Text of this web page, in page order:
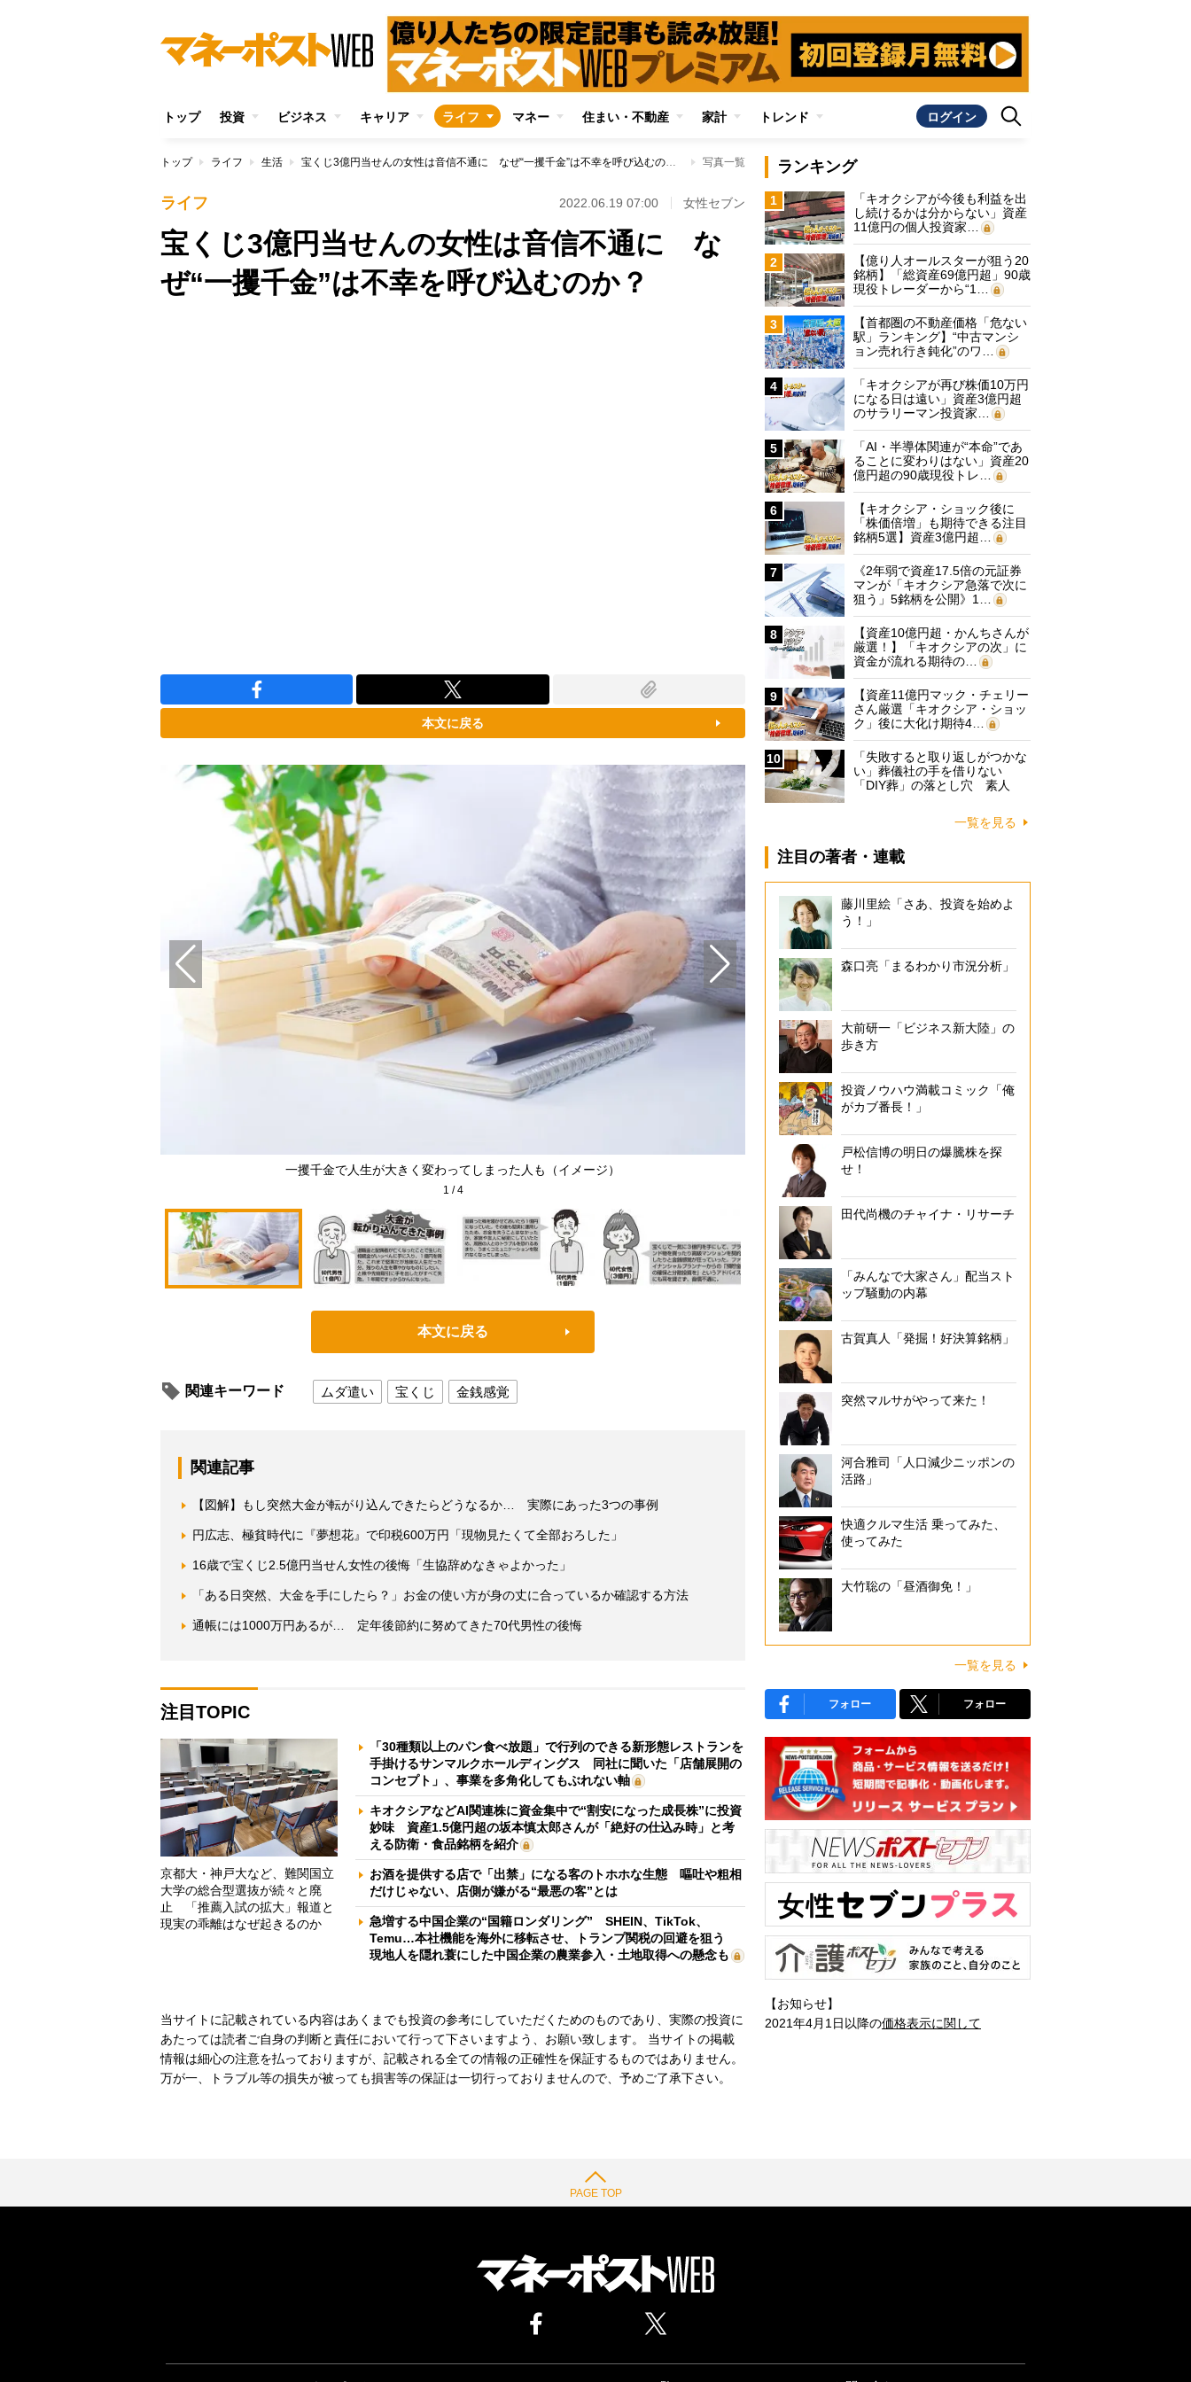
トップ 投資 ビジネス キャリア ライフ マネー 住まい・不動産 家計 トレンド ログイン
トップ ライフ 生活 宝くじ3億円当せんの女性は音信不通に なぜ“一攫千金”は不幸を呼び込むのか？ 写真一覧
ライフ 2022.06.19 07:00 女性セブン
宝くじ3億円当せんの女性は音信不通に な
ぜ“一攫千金”は不幸を呼び込むのか？
本文に戻る
一攫千金で人生が大きく変わってしまった人も（イメージ） 大金が転がり込んできた事例その1（イラスト／Getty
1 /4
本文に戻る
関連キーワード ムダ遣い 宝くじ 金銭感覚
関連記事
【図解】もし突然大金が転がり込んできたらどうなるか… 実際にあった3つの事例
円広志、極貧時代に『夢想花』で印税600万円「現物見たくて全部おろした」
16歳で宝くじ2.5億円当せん女性の後悔「生協辞めなきゃよかった」
「ある日突然、大金を手にしたら？」お金の使い方が身の丈に合っているか確認する方法
通帳には1000万円あるが… 定年後節約に努めてきた70代男性の後悔
注目TOPIC
京都大・神戸大など、難関国立
大学の総合型選抜が続々と廃
止 「推薦入試の拡大」報道と
現実の乖離はなぜ起きるのか
「30種類以上のパン食べ放題」で行列のできる新形態レストランを
手掛けるサンマルクホールディングス 同社に聞いた「店舗展開の
コンセプト」、事業を多角化してもぶれない軸
キオクシアなどAI関連株に資金集中で“割安になった成長株”に投資
妙味 資産1.5億円超の坂本慎太郎さんが「絶好の仕込み時」と考
える防衛・食品銘柄を紹介
お酒を提供する店で「出禁」になる客のトホホな生態 嘔吐や粗相
だけじゃない、店側が嫌がる“最悪の客”とは
急増する中国企業の“国籍ロンダリング” SHEIN、TikTok、
Temu…本社機能を海外に移転させ、トランプ関税の回避を狙う
現地人を隠れ蓑にした中国企業の農業参入・土地取得への懸念も
当サイトに記載されている内容はあくまでも投資の参考にしていただくためのものであり、実際の投資に
あたっては読者ご自身の判断と責任において行って下さいますよう、お願い致します。 当サイトの掲載
情報は細心の注意を払っておりますが、記載される全ての情報の正確性を保証するものではありません。
万が一、トラブル等の損失が被っても損害等の保証は一切行っておりませんので、予めご了承下さい。
ランキング
1
「キオクシアが今後も利益を出
し続けるかは分からない」資産
11億円の個人投資家…
2
【億り人オールスターが狙う20
銘柄】「総資産69億円超」90歳
現役トレーダーから“1…
3
【首都圏の不動産価格「危ない
駅」ランキング】“中古マンシ
ョン売れ行き鈍化”のワ…
4
「キオクシアが再び株価10万円
になる日は遠い」資産3億円超
のサラリーマン投資家…
5
「AI・半導体関連が“本命”であ
ることに変わりはない」資産20
億円超の90歳現役トレ…
6
【キオクシア・ショック後に
「株価倍増」も期待できる注目
銘柄5選】資産3億円超…
7
《2年弱で資産17.5倍の元証券
マンが「キオクシア急落で次に
狙う」5銘柄を公開》1…
8
【資産10億円超・かんちさんが
厳選！】「キオクシアの次」に
資金が流れる期待の…
9
【資産11億円マック・チェリー
さん厳選「キオクシア・ショッ
ク」後に大化け期待4…
10
「失敗すると取り返しがつかな
い」葬儀社の手を借りない
「DIY葬」の落とし穴 素人
一覧を見る
注目の著者・連載
藤川里絵「さあ、投資を始めよ
う！」
森口亮「まるわかり市況分析」
大前研一「ビジネス新大陸」の
歩き方
投資ノウハウ満載コミック「俺
がカブ番長！」
戸松信博の明日の爆騰株を探
せ！
田代尚機のチャイナ・リサーチ
「みんなで大家さん」配当スト
ップ騒動の内幕
古賀真人「発掘！好決算銘柄」
突然マルサがやって来た！
河合雅司「人口減少ニッポンの
活路」
快適クルマ生活 乗ってみた、
使ってみた
大竹聡の「昼酒御免！」
一覧を見る
フォロー フォロー
【お知らせ】
2021年4月1日以降の価格表示に関して
PAGE TOP